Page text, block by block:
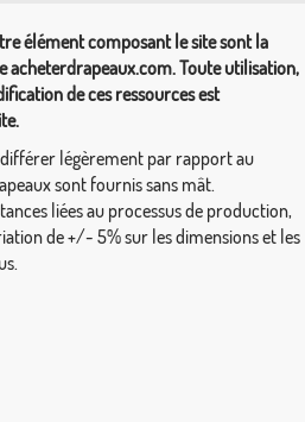
élément composant le site sont la
acheterdrapeaux.com. Toute utilisation,
de ces ressources est
légèrement par rapport au
sont fournis sans mât.
liées au processus de production,
de +/- 5% sur les dimensions et les